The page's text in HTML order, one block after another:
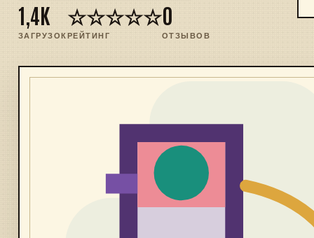
1,4K
ЗАГРУЗОК
☆☆☆☆☆
РЕЙТИНГ
0
ОТЗЫВОВ